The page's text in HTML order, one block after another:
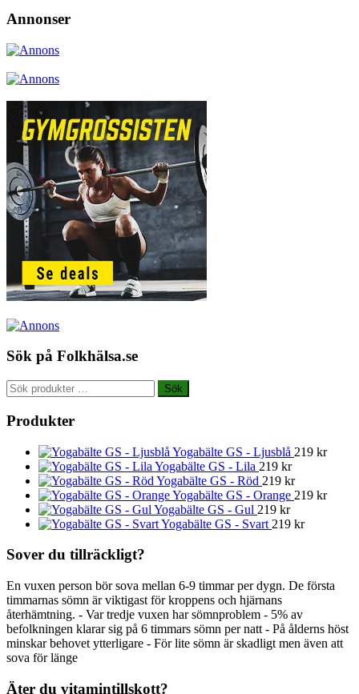
Annonser
Sök på Folkhälsa.se
Sök
efter:
Sök
Produkter
Yogabälte GS - Ljusblå 219 kr
Yogabälte GS - Lila 219 kr
Yogabälte GS - Röd 219 kr
Yogabälte GS - Orange 219 kr
Yogabälte GS - Gul 219 kr
Yogabälte GS - Svart 219 kr
Sover du tillräckligt?
En vuxen person bör sova mellan 6-9 timmar per dygn. De första
timmarnas sömn är viktigast för kroppens och hjärnans
återhämtning. - Var tredje vuxen har sömnproblem - 5% av
befolkningen klarar sig på 6 timmars sömn per natt - På ålderns höst
minskar behovet ytterligare - För lite sömn är skadligt men även att
sova för länge
Äter du vitamintillskott?